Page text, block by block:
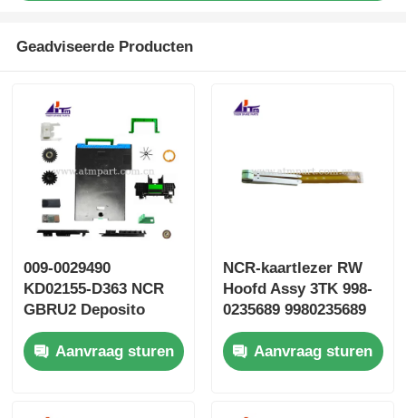
Geadviseerde Producten
009-0029490
KD02155-D363 NCR
GBRU2 Deposito
Cassette Fujitsu G610
G611Aanvraag sturen
NCR-kaartlezer RW
Hoofd Assy 3TK 998-
0235689 9980235689
SBW237702
Aanvraag sturen